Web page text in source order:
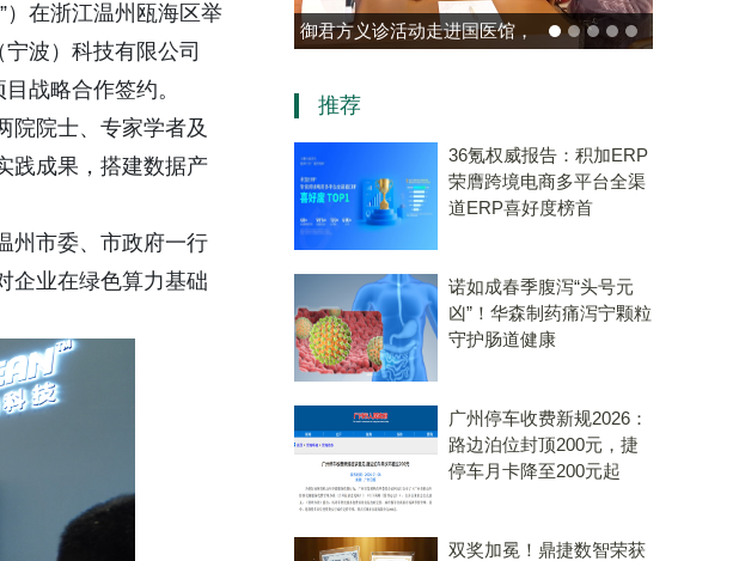
）在浙江温州瓯海区举
波）科技有限公司
战略合作签约。
院院士、专家学者及
践成果，搭建数据产
州市委、市政府一行
企业在绿色算力基础
玻色量子完成10亿元B轮融
算机赛道唯一代表！
推荐
36氪权威报告：积加ERP
荣膺跨境电商多平台全渠
道ERP喜好度榜首
诺如成春季腹泻“头号元
凶”！华森制药痛泻宁颗粒
守护肠道健康
广州停车收费新规2026：
路边泊位封顶200元，捷
停车月卡降至200元起
双奖加冕！鼎捷数智荣获